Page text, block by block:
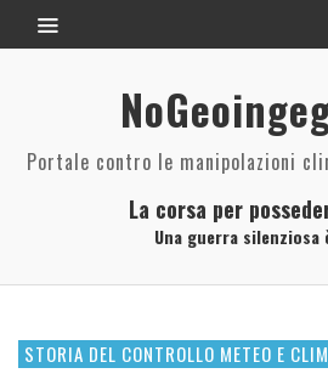
Portale contro le manipolazioni
La corsa per
Una guerra
STORIA DEL CONTROLLO METEO E